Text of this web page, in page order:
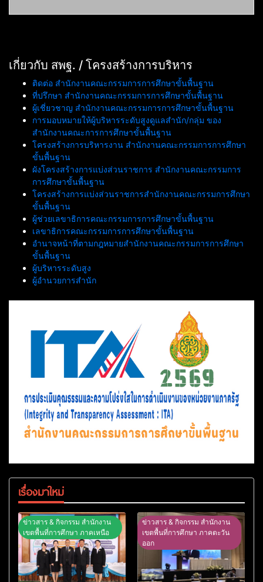
เกี่ยวกับ สพฐ. / โครงสร้างการบริหาร
ติดต่อ สำนักงานคณะกรรมการการศึกษาขั้นพื้นฐาน
ที่ปรึกษา สำนักงานคณะกรรมการการศึกษาขั้นพื้นฐาน
ผู้เชี่ยวชาญ สำนักงานคณะกรรมการการศึกษาขั้นพื้นฐาน
การมอบหมายให้ผู้บริหารระดับสูงดูแลสำนัก/กลุ่ม ของ
สำนักงานคณะการการศึกษาขั้นพื้นฐาน
โครงสร้างการบริหารงาน สำนักงานคณะกรรมการการศึกษา
ขั้นพื้นฐาน
ผังโครงสร้างการแบ่งส่วนราชการ สำนักงานคณะกรรมการ
การศึกษาขั้นพื้นฐาน
โครงสร้างการแบ่งส่วนราชการสำนักงานคณะกรรมการศึกษา
ขั้นพื้นฐาน
ผู้ช่วยเลขาธิการคณะกรรมการการศึกษาขั้นพื้นฐาน
เลขาธิการคณะกรรมการการศึกษาขั้นพื้นฐาน
อำนาจหน้าที่ตามกฎหมายสำนักงานคณะกรรมการการศึกษา
ขั้นพื้นฐาน
ผู้บริหารระดับสูง
ผู้อำนวยการสำนัก
เรื่องมาใหม่
ข่าวสาร & กิจกรรม สำนักงาน
เขตพื้นที่การศึกษา ภาคเหนือ
ข่าวสาร & กิจกรรม สำนักงาน
เขตพื้นที่การศึกษา ภาคตะวัน
ออก